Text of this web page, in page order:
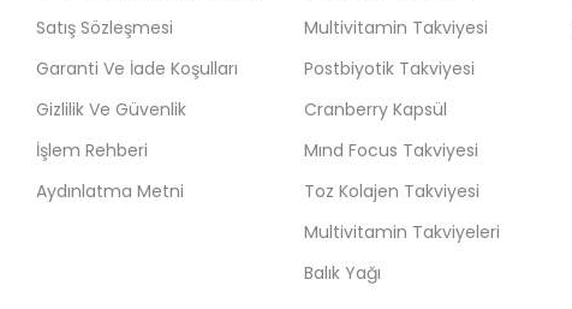
Satış Sözleşmesi
Garanti Ve İade Koşulları
Gizlilik Ve Güvenlik
İşlem Rehberi
Aydınlatma Metni
Multivitamin Takviyesi
Postbiyotik Takviyesi
Cranberry Kapsül
Mınd Focus Takviyesi
Toz Kolajen Takviyesi
Multivitamin Takviyeleri
Balık Yağı